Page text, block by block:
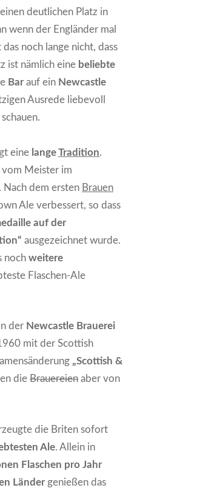
deutlichen Platz in
wenn der Engländer mal
das noch lange nicht, dass
ist nämlich eine beliebte
Barauf ein Newcastle
Ausrede liebevoll
eine langeTradition.
vom Meister im
dem ersten Brauen
Ale verbessert, so dass
auf der
ausgezeichnet wurde.
nochweitere
Flaschen-Ale
der Newcastle Brauerei
mit der Scottish
„Scottish &
dieBrauereien aber von
die Briten sofort
Ale. Allein in
Flaschen pro Jahr
Ländergenießen das